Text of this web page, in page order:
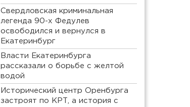
Свердловская криминальная
легенда 90-х Федулев
освободился и вернулся в
Екатеринбург
Власти Екатеринбурга
рассказали о борьбе с желтой
водой
Исторический центр Оренбурга
застроят по КРТ, а история с